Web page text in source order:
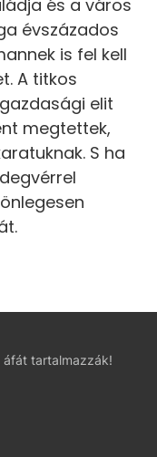
és a város
évszázados
is fel kell
A titkos
elit
megtettek,
S ha
áfát tartalmazzák!